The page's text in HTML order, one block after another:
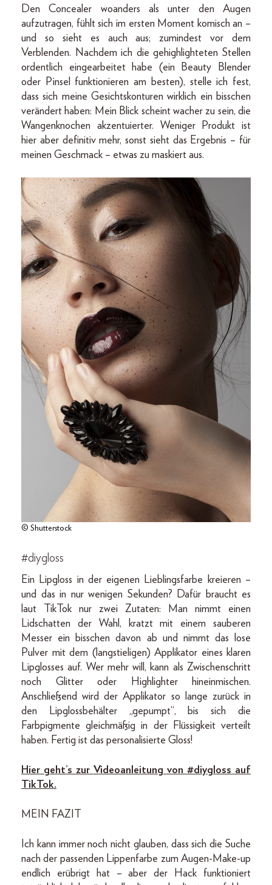
Den Concealer woanders als unter den Augen
aufzutragen, fühlt sich im ersten Moment komisch an –
und so sieht es auch aus; zumindest vor dem
Verblenden. Nachdem ich die gehighlighteten Stellen
ordentlich eingearbeitet habe (ein Beauty Blender
oder Pinsel funktionieren am besten), stelle ich fest,
dass sich meine Gesichtskonturen wirklich ein bisschen
verändert haben: Mein Blick scheint wacher zu sein, die
Wangenknochen akzentuierter. Weniger Produkt ist
hier aber definitiv mehr, sonst sieht das Ergebnis – für
meinen Geschmack – etwas zu maskiert aus.
© Shutterstock
#diygloss
Ein Lipgloss in der eigenen Lieblingsfarbe kreieren –
und das in nur wenigen Sekunden? Dafür braucht es
laut TikTok nur zwei Zutaten: Man nimmt einen
Lidschatten der Wahl, kratzt mit einem sauberen
Messer ein bisschen davon ab und nimmt das lose
Pulver mit dem (langstieligen) Applikator eines klaren
Lipglosses auf. Wer mehr will, kann als Zwischenschritt
noch Glitter oder Highlighter hineinmischen.
Anschließend wird der Applikator so lange zurück in
den Lipglossbehälter „gepumpt“, bis sich die
Farbpigmente gleichmäßig in der Flüssigkeit verteilt
haben. Fertig ist das personalisierte Gloss!
Hier geht’s zur Videoanleitung von #diygloss auf
TikTok.
MEIN FAZIT
Ich kann immer noch nicht glauben, dass sich die Suche
nach der passenden Lippenfarbe zum Augen-Make-up
endlich erübrigt hat – aber der Hack funktioniert